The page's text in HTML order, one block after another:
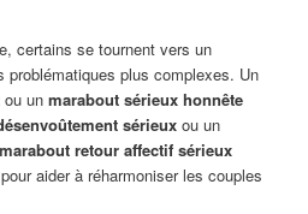
certains se tournent vers un
problématiques plus complexes. Un
ou unmarabout sérieux honnête
sérieux ou un
marabout retour affectif sérieux
aider à réharmoniser les couples